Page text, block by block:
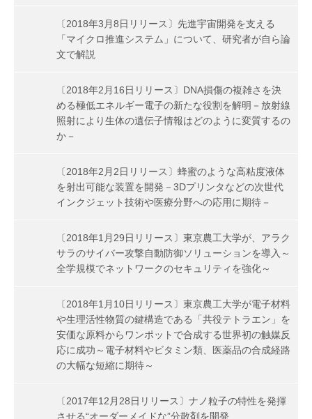
〔2018年3月8日リリース〕先進宇宙開発を支える
「マイクロ推進システム」について、研究者が自ら論
文で解説
〔2018年2月16日リリース〕DNA損傷の複雑さを決
める極低エネルギー電子の新たな役割を解明－放射線
照射により生体の遺伝子情報はどのように変質するの
か－
〔2018年2月2日リリース〕蜂蜜のような高粘度液体
を射出可能な装置を開発－3Dプリンタなどの次世代
インクジェット技術や医療分野への応用に期待－
〔2018年1月29日リリース〕東京農工大学が、アラク
サラのサイバー攻撃自動防御ソリューションを導入～
全学規模でネットワークのセキュリティを強化～
〔2018年1月10日リリース〕東京農工大学が電子材料
や生理活性物質の鍵構造である「共役テトラエン」を
安価な原料からワンポットで合成する世界初の触媒反
応に成功～電子材料やビタミン類、医薬品の合成経路
の大幅な短縮に期待～
〔2017年12月28日リリース〕ナノ粒子の特性を発揮
させる“オーダーメイドな”分散剤を開発